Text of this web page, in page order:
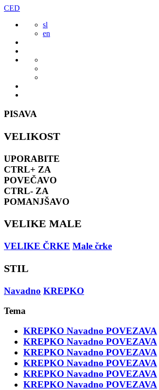
Preskoči
vsebine
CED
sl
en
PISAVA
VELIKOST
UPORABITE
CTRL+ ZA
POVEČAVO
CTRL- ZA
POMANJŠAVO
VELIKE MALE
VELIKE ČRKE Male črke
STIL
Navadno KREPKO
Tema
KREPKO Navadno POVEZAVA
KREPKO Navadno POVEZAVA
KREPKO Navadno POVEZAVA
KREPKO Navadno POVEZAVA
KREPKO Navadno POVEZAVA
KREPKO Navadno POVEZAVA